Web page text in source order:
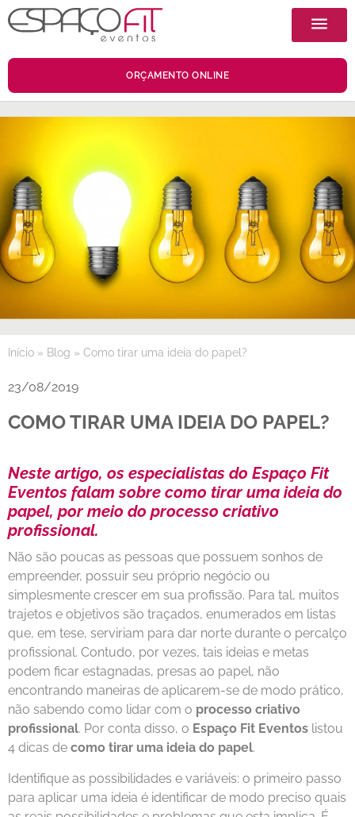
ORÇAMENTO ONLINE
Início » Blog » Como tirar uma ideia do papel?
23/08/2019
COMO TIRAR UMA IDEIA DO PAPEL?
Neste artigo, os especialistas do Espaço Fit
Eventos falam sobre como tirar uma ideia do
papel, por meio do processo criativo
profissional.
Não são poucas as pessoas que possuem sonhos de
empreender, possuir seu próprio negócio ou
simplesmente crescer em sua profissão. Para tal, muitos
trajetos e objetivos são traçados, enumerados em listas
que, em tese, serviriam para dar norte durante o percalço
profissional. Contudo, por vezes, tais ideias e metas
podem ficar estagnadas, presas ao papel, não
encontrando maneiras de aplicarem-se de modo prático,
não sabendo como lidar com o processo criativo
profissional. Por conta disso, o Espaço Fit Eventos listou
4 dicas de como tirar uma ideia do papel.
Identifique as possibilidades e variáveis: o primeiro passo
para aplicar uma ideia é identificar de modo preciso quais